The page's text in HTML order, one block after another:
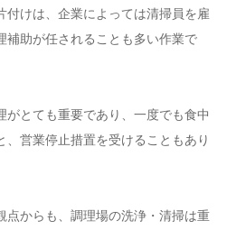
付けは、企業によっては清掃員を雇
補助が任されることも多い作業で
がとても重要であり、一度でも食中
、営業停止措置を受けることもあり
点からも、調理場の洗浄・清掃は重